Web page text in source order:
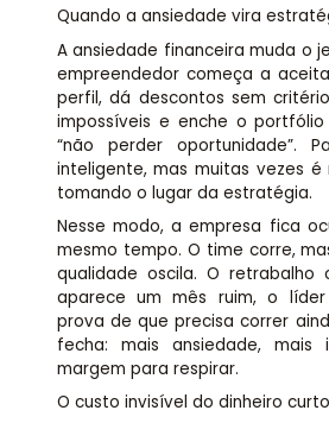
Quando a ansiedade vira
A ansiedade financeira muda o
empreendedor começa a
perfil, dá descontos sem
impossíveis e enche o
“não perder oportunidade”.
inteligente, mas muitas vezes é
tomando o lugar da estratégia.
Nesse modo, a empresa fica
mesmo tempo. O time corre,
qualidade oscila. O retrabalho
aparece um mês ruim, o
prova de que precisa correr
fecha: mais ansiedade, mais
margem para respirar.
O custo invisível do dinheiro curto